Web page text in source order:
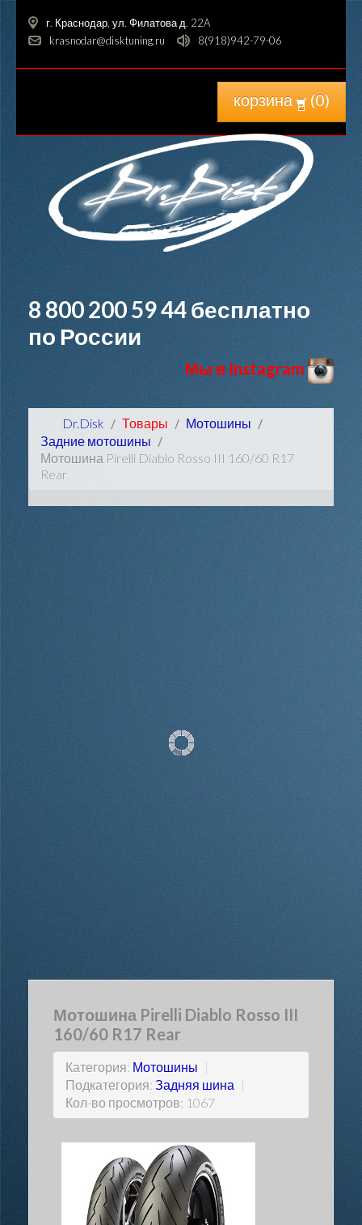
г. Краснодар, ул. Филатова д. 22A
krasnodar@disktuning.ru
8(918)942-79-06
корзина (0)
8 800 200 59 44бесплатно
по России
Мы в Instagram
Dr.Disk Товары
Мотошины
Задние мотошины
Мотошина Pirelli Diablo Rosso III 160/60 R17
Rear
Мотошина Pirelli Diablo Rosso III
160/60 R17 Rear
Категория: Мотошины |
Подкатегория: Задняя шина |
Кол-во просмотров: 1067